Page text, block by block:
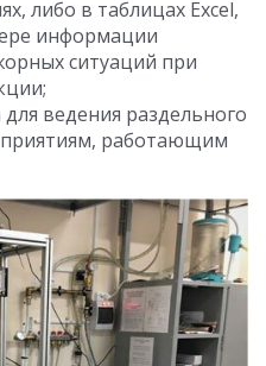
либо в таблицах Excel,
информации
ситуаций при
ведения раздельного
работающим